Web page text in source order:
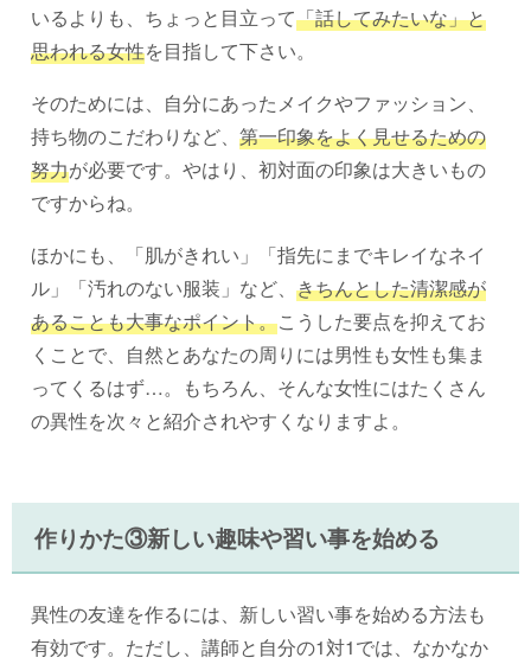
いるよりも、ちょっと目立って「話してみたいな」と
思われる女性を目指して下さい。
そのためには、自分にあったメイクやファッション、
持ち物のこだわりなど、 第一印象をよく見せるための
努力が必要です。やはり、初対面の印象は大きいもの
ですからね。
ほかにも、「肌がきれい」「指先にまでキレイなネイ
ル」「汚れのない服装」など、 きちんとした清潔感が
あることも大事なポイント。こうした要点を抑えてお
くことで、自然とあなたの周りには男性も女性も集ま
ってくるはず…。もちろん、そんな女性にはたくさん
の異性を次々と紹介されやすくなりますよ。
作りかた③新しい趣味や習い事を始める
異性の友達を作るには、新しい習い事を始める方法も
有効です。ただし、講師と自分の1対1では、なかなか